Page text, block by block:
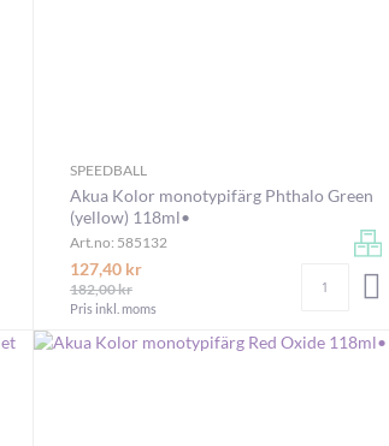
LÄGG I VARUKORGEN
SPEEDBALL
Akua Kolor monotypifärg Phthalo Green
(yellow) 118ml•
Art.no: 585132
127,40 kr
182,00 kr
Pris inkl. moms